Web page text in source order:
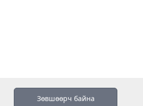
Зөвшөөрч байна